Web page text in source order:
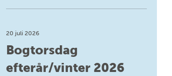
20 juli 2026
Bogtorsdag
efterår/vinter 2026